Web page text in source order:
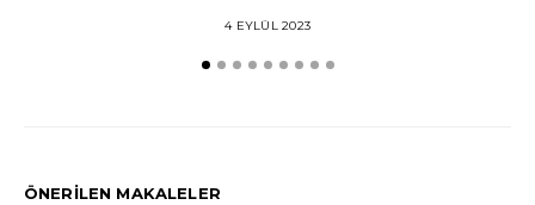
4 EYLÜL 2023
ÖNERİLEN MAKALELER